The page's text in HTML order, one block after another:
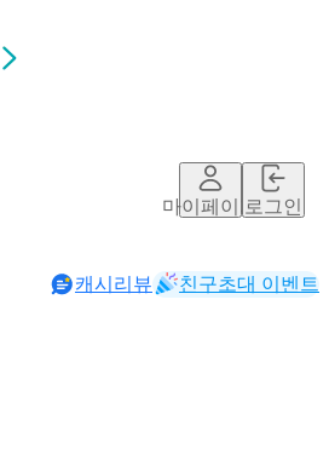
마이페이지로그인
캐시리뷰 친구초대 이벤트